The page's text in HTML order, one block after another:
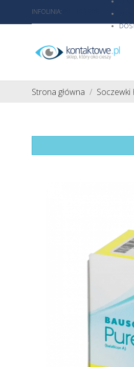
INFOLINIA:
Strona główna Soczewki